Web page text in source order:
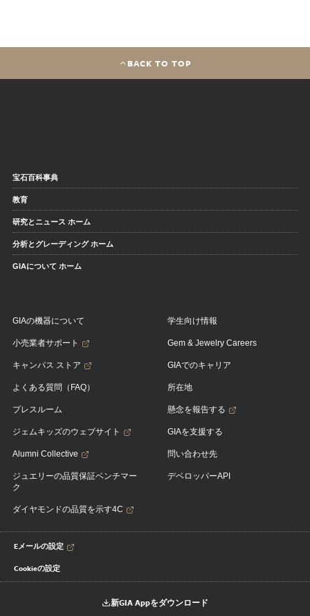
BACK TO TOP
宝石百科事典
教育
研究とニュース ホーム
分析とグレーディング ホーム
GIAについて ホーム
GIAの機器について
小売業者サポート
キャンパス ストア
よくある質問（FAQ）
プレスルーム
ジェムキッズのウェブサイト
Alumni Collective
ジュエリーの品質保証ベンチマー
ク
ダイヤモンドの品質を示す4C
学生向け情報
Gem & Jewelry Careers
GIAでのキャリア
所在地
懸念を報告する
GIAを支援する
問い合わせ先
デベロッパーAPI
Eメールの設定
Cookieの設定
新GIA Appをダウンロード